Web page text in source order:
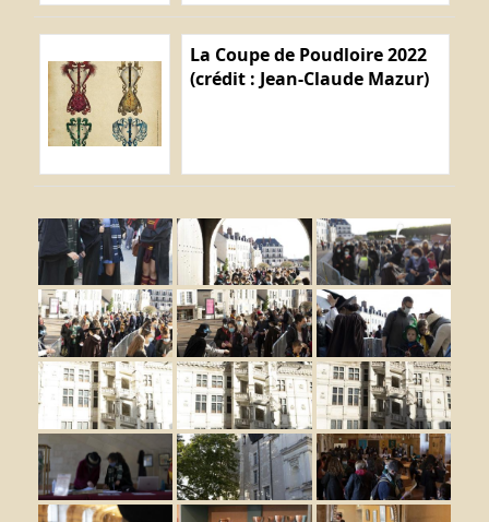
La Coupe de Poudloire 2022
(crédit : Jean-Claude Mazur)